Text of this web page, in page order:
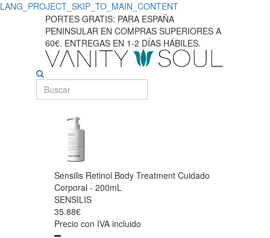
LANG_PROJECT_SKIP_TO_MAIN_CONTENT
PORTES GRATIS: PARA ESPAÑA
PENINSULAR EN COMPRAS SUPERIORES A
60€. ENTREGAS EN 1-2 DÍAS HÁBILES.
Sensilis Retinol Body Treatment Cuidado
Corporal - 200mL
SENSILIS
35.88€
Precio con IVA incluido